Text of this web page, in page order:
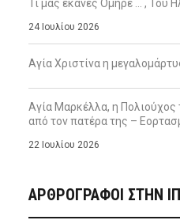
Τι μας έκανες Όμηρε … , Του
24 Ιουλίου 2026
Αγία Χριστίνα η
Αγία Μαρκέλλα, η Πολιούχος
από τον πατέρα της –
22 Ιουλίου 2026
ΑΡΘΡΟΓΡΑΦΟΙ ΣΤΗΝ